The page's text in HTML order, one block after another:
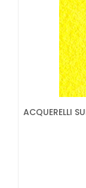
ACQUERELLI